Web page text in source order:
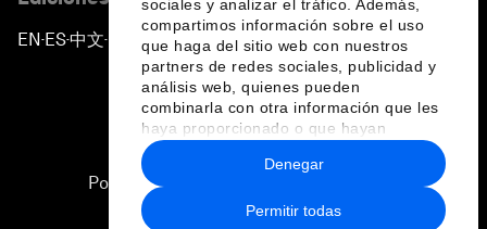
sociales y analizar el tráfico. Además,
compartimos información sobre el uso
que haga del sitio web con nuestros
partners de redes sociales, publicidad y
análisis web, quienes pueden
combinarla con otra información que les
haya proporcionado o que hayan
recopilado a partir del uso que haya
hecho de sus servicios.
Permitir todas
Denegar
EN ▪ ES▪中文▪ 日本語
Política de privacidad y normas de uso